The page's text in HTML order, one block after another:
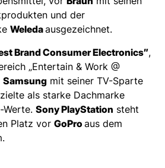
und der
Weledaausgezeichnet.
Brand Consumer Electronics”,
„Entertain & Work @
Samsung mit seiner TV-Sparte
als starke Dachmarke
Werte. Sony PlayStation steht
Platz vor GoProaus dem